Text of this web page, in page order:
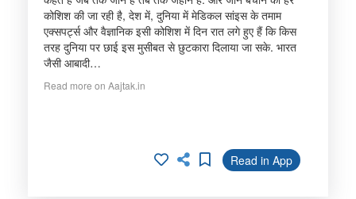
कोशिश की जा रही है, देश में, दुनिया में मेडिकल सांइस के तमाम
एक्सपर्ट्स और वैज्ञानिक इसी कोशिश में दिन रात लगे हुए हैं कि किस
तरह दुनिया पर छाई इस मुसीबत से छुटकारा दिलाया जा सके. भारत
जैसी आबादी…
Read more on Aajtak.in
Read in App